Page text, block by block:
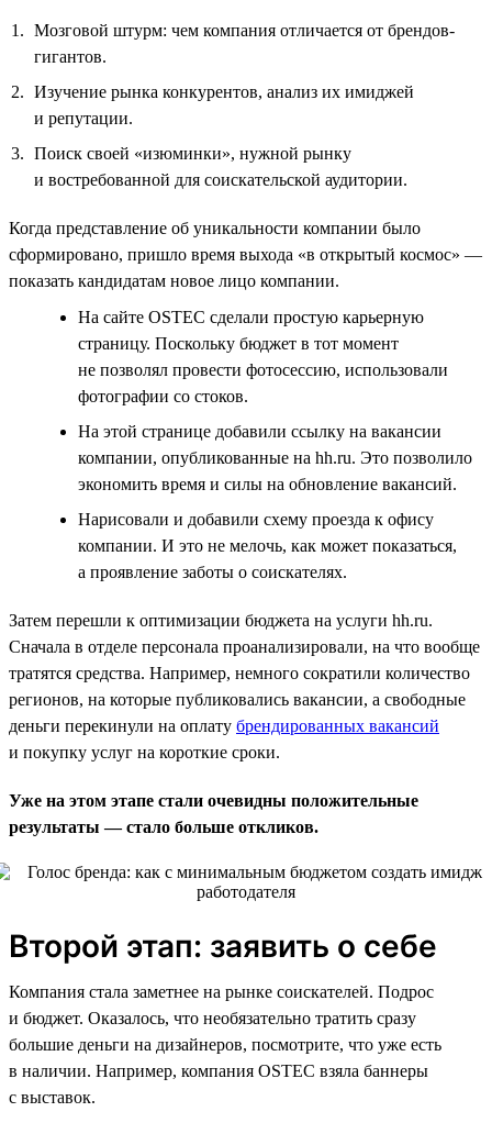
Мозговой штурм: чем компания отличается от брендов-
гигантов.
Изучение рынка конкурентов, анализ их имиджей
и репутации.
Поиск своей «изюминки», нужной рынку
и востребованной для соискательской аудитории.
Когда представление об уникальности компании было
сформировано, пришло время выхода «в открытый космос» —
показать кандидатам новое лицо компании.
На сайте OSTEC сделали простую карьерную
страницу. Поскольку бюджет в тот момент
не позволял провести фотосессию, использовали
фотографии со стоков.
На этой странице добавили ссылку на вакансии
компании, опубликованные на hh.ru. Это позволило
экономить время и силы на обновление вакансий.
Нарисовали и добавили схему проезда к офису
компании. И это не мелочь, как может показаться,
а проявление заботы о соискателях.
Затем перешли к оптимизации бюджета на услуги hh.ru.
Сначала в отделе персонала проанализировали, на что вообще
тратятся средства. Например, немного сократили количество
регионов, на которые публиковались вакансии, а свободные
деньги перекинули на оплату брендированных вакансий
и покупку услуг на короткие сроки.
Уже на этом этапе стали очевидны положительные
результаты — стало больше откликов.
Второй этап: заявить о себе
Компания стала заметнее на рынке соискателей. Подрос
и бюджет. Оказалось, что необязательно тратить сразу
большие деньги на дизайнеров, посмотрите, что уже есть
в наличии. Например, компания OSTEC взяла баннеры
с выставок.